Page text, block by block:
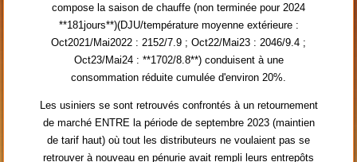
compose la saison de chauffe (non terminée pour 2024
**181jours**)(DJU/température moyenne extérieure :
Oct2021/Mai2022 : 2152/7.9 ; Oct22/Mai23 : 2046/9.4 ;
Oct23/Mai24 : **1702/8.8**) conduisent à une
consommation réduite cumulée d'environ 20%.
Les usiniers se sont retrouvés confrontés à un retournement
de marché ENTRE la période de septembre 2023 (maintien
de tarif haut) où tout les distributeurs ne voulaient pas se
retrouver à nouveau en pénurie avait rempli leurs entrepôts